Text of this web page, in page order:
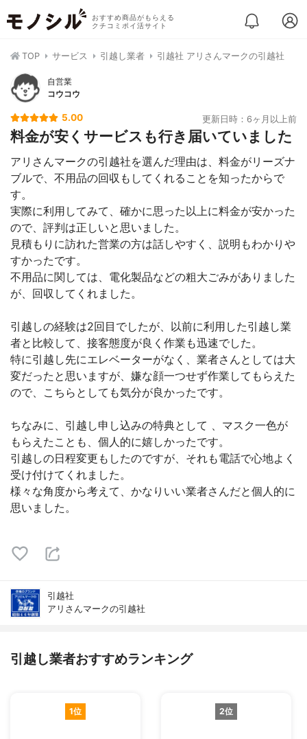
おすすめ商品がもらえる
クチコミポイ活サイト
TOP サービス 引越し業者 引越社 アリさんマークの引越社
自営業
コウコウ
5.00 更新日時：6ヶ月以上前
料金が安くサービスも行き届いていました
アリさんマークの引越社を選んだ理由は、料金がリーズナ
ブルで、不用品の回収もしてくれることを知ったからで
す。
実際に利用してみて、確かに思った以上に料金が安かった
ので、評判は正しいと思いました。
見積もりに訪れた営業の方は話しやすく、説明もわかりや
すかったです。
不用品に関しては、電化製品などの粗大ごみがありました
が、回収してくれました。
引越しの経験は2回目でしたが、以前に利用した引越し業
者と比較して、接客態度が良く作業も迅速でした。
特に引越し先にエレベーターがなく、業者さんとしては大
変だったと思いますが、嫌な顔一つせず作業してもらえた
ので、こちらとしても気分が良かったです。
ちなみに、引越し申し込みの特典として 、マスク一色が
もらえたことも、個人的に嬉しかったです。
引越しの日程変更もしたのですが、それも電話で心地よく
受け付けてくれました。
様々な角度から考えて、かなりいい業者さんだと個人的に
思いました。
引越社
アリさんマークの引越社
引越し業者おすすめランキング
1位 2位